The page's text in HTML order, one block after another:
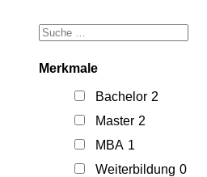
Merkmale
Bachelor 2
Master 2
MBA 1
Weiterbildung 0